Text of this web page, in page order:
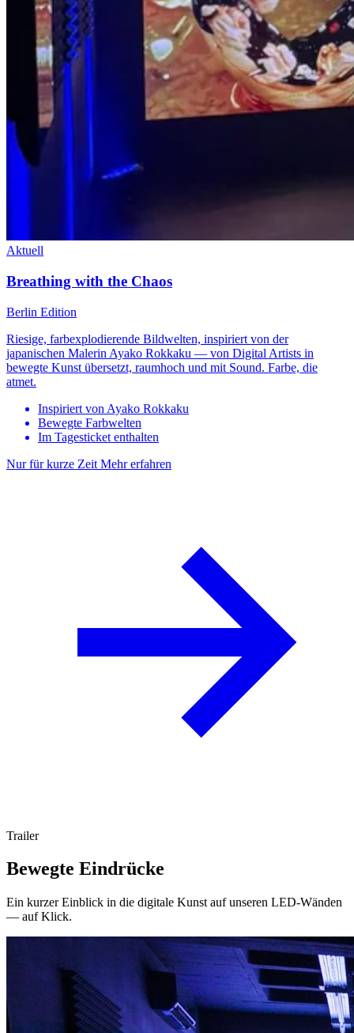
Aktuell
Breathing with the Chaos
Berlin Edition
Riesige, farbexplodierende Bildwelten, inspiriert von der
japanischen Malerin Ayako Rokkaku — von Digital Artists in
bewegte Kunst übersetzt, raumhoch und mit Sound. Farbe, die
atmet.
Inspiriert von Ayako Rokkaku
Bewegte Farbwelten
Im Tagesticket enthalten
Nur für kurze Zeit Mehr erfahren
Trailer
Bewegte Eindrücke
Ein kurzer Einblick in die digitale Kunst auf unseren LED-Wänden
— auf Klick.